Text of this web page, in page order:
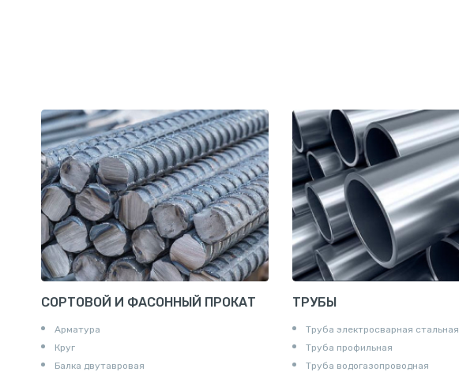
СОРТОВОЙ И ФАСОННЫЙ ПРОКАТ
Арматура
Круг
Балка двутавровая
ТРУБЫ
Труба электросварная стальная
Труба профильная
Труба водогазопроводная